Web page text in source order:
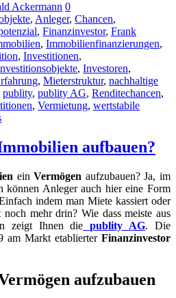
Ackermann 0
, Anleger, Chancen,
, Finanzinvestor, Frank
, Immobilienfinanzierungen,
, Investitionen,
, Investoren,
, Mieterstruktur, nachhaltige
publity, publity AG, Renditechancen,
, Vermietung, wertstabile
aufbauen?
einVermögen aufzubauen? Ja, im
können Anleger auch hier eine Form
indem man Miete kassiert oder
mehr drin? Wie dass meiste aus
zeigt Ihnen die publity AG. Die
am Markt etablierterFinanzinvestor
aufzubauen